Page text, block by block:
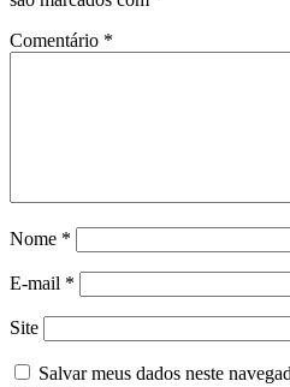
Comentário *
Nome *
E-mail *
Site
Salvar meus dados neste